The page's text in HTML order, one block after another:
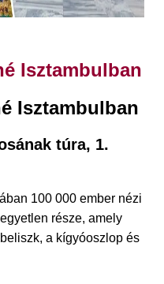
Isztambulban
Isztambulban
túra, 1.
100 000 ember nézi
része, amely
a kígyóoszlop és